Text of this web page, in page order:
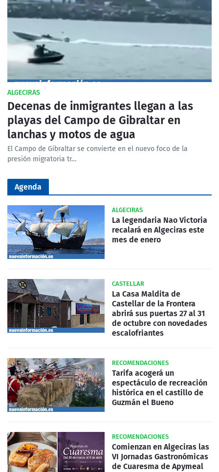
ALGECIRAS
Decenas de inmigrantes llegan a las
playas del Campo de Gibraltar en
lanchas y motos de agua
El Campo de Gibraltar se convierte en el nuevo foco de la
presión migratoria tr…
Agenda
ALGECIRAS
La legendaria Nao Victoria
recalará en Algeciras este
mes de enero
CASTELLAR
La Casa Maldita de
Castellar de la Frontera
abrirá sus puertas 27 al 31
de octubre con novedades
escalofriantes
RECOMENDACIONES
Tarifa acogerá un
espectáculo de recreación
histórica en el castillo de
Guzmán el Bueno
RECOMENDACIONES
Comienzan en Algeciras las
VI Jornadas Gastronómicas
de Cuaresma de Apymeal